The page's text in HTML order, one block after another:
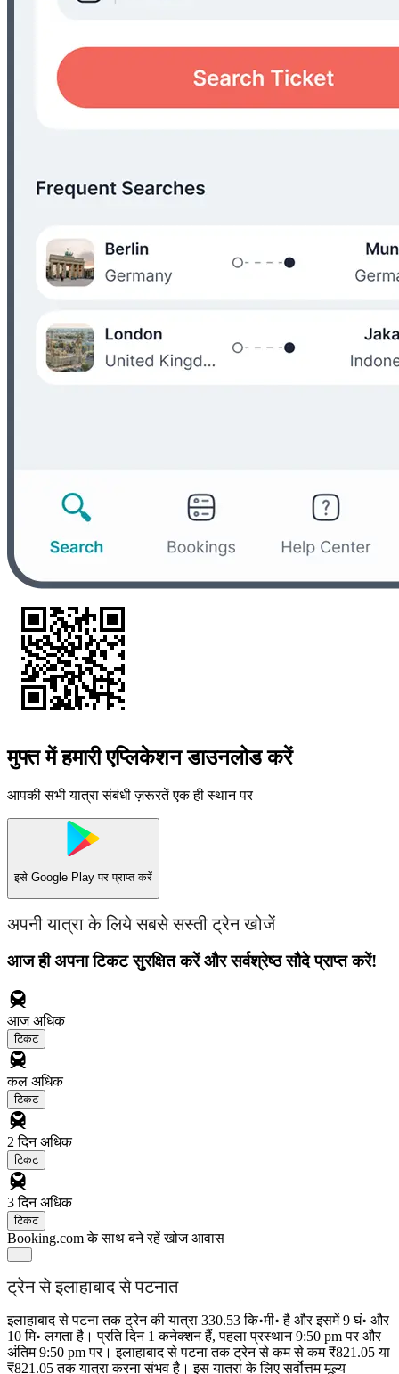
मुफ्त में हमारी एप्लिकेशन डाउनलोड करें
आपकी सभी यात्रा संबंधी ज़रूरतें एक ही स्थान पर
इसे Google Play पर प्राप्त करें
अपनी यात्रा के लिये सबसे सस्ती ट्रेन खोजें
आज ही अपना टिकट सुरक्षित करें और सर्वश्रेष्ठ सौदे प्राप्त करें!
आजअधिक
टिकट
कल अधिक
टिकट
2 दिनअधिक
टिकट
3 दिनअधिक
टिकट
Booking.com के साथ बने रहें खोज आवास
ट्रेन से इलाहाबाद से पटनात
इलाहाबाद से पटना तक ट्रेन की यात्रा 330.53 कि॰मी॰ है और इसमें 9 घं॰ और
10 मि॰ लगता है। प्रति दिन 1 कनेक्शन हैं, पहला प्रस्थान 9:50 pm पर और
अंतिम 9:50 pm पर। इलाहाबाद से पटना तक ट्रेन से कम से कम ₹821.05 या
₹821.05 तक यात्रा करना संभव है। इस यात्रा के लिए सर्वोत्तम मूल्य